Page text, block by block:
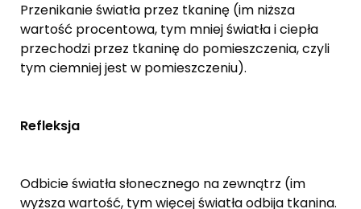
Przenikanie światła przez tkaninę (im niższa
wartość procentowa, tym mniej światła i ciepła
przechodzi przez tkaninę do pomieszczenia, czyli
tym ciemniej jest w pomieszczeniu).
Refleksja
Odbicie światła słonecznego na zewnątrz (im
wyższa wartość, tym więcej światła odbija tkanina.